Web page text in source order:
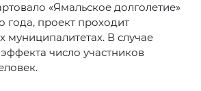
«Ямальское долголетие»
года, проект проходит
муниципалитетах. В случае
число участников